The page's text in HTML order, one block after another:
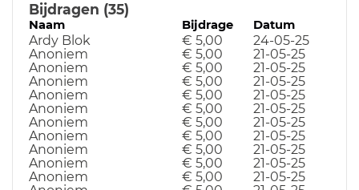
Bijdragen (35)
Naam Bijdrage Datum
Ardy Blok € 5,00
24-05-25
Anoniem
€ 5,00
21-05-25
Anoniem
€ 5,00
21-05-25
Anoniem
€ 5,00
21-05-25
Anoniem
€ 5,00
21-05-25
Anoniem
€ 5,00
21-05-25
Anoniem
€ 5,00
21-05-25
Anoniem
€ 5,00
21-05-25
Anoniem
€ 5,00
21-05-25
Anoniem
€ 5,00
21-05-25
Anoniem
€ 5,00
21-05-25